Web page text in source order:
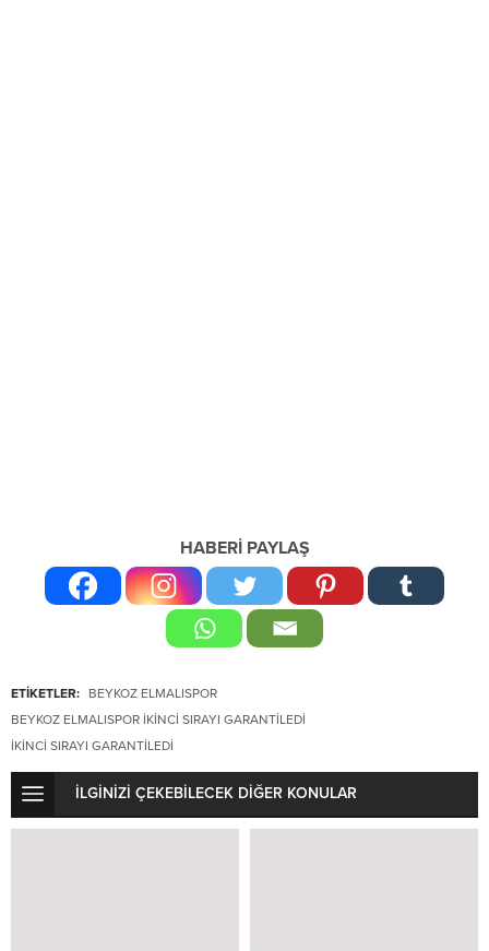
HABERİ PAYLAŞ
ETİKETLER:
BEYKOZ ELMALISPOR
BEYKOZ ELMALISPOR IKINCI SIRAYI GARANTILEDI
IKINCI SIRAYI GARANTILEDI
İLGİNİZİ ÇEKEBİLECEK DİĞER KONULAR